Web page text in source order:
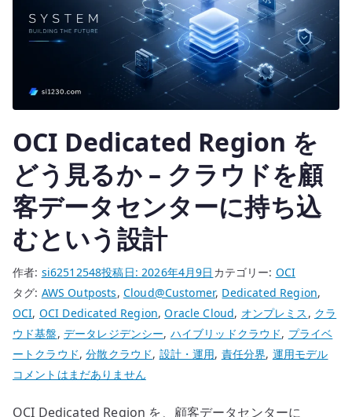
る
ン
フ
ラ
で
る
へ
の
OCI Dedicated Region を
どう見るか – クラウドを顧
客データセンターに持ち込
むという設計
作者: si62512548投稿日:2026年4月9日 カテゴリー: OCI
タグ: AWS Outposts, Cloud@Customer, Dedicated Region,
OCI, OCI Dedicated Region,Oracle Cloud, オンプレミス , クラ
ウド基盤, データレジデンシー, ハイブリッドクラウド, プライベ
ートクラウド,分散クラウド, 設計・運用, 責任分界, 運用モデル
OCI
コメントはまだありません
OCI Dedicated Region を、顧客データセンターに